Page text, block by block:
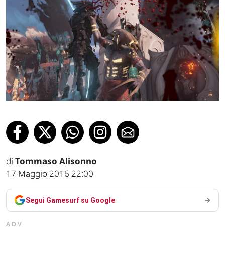
di Tommaso Alisonno
17 Maggio 2016 22:00
Segui Gamesurf su Google
ADV